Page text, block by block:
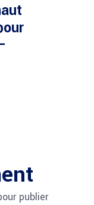
publier